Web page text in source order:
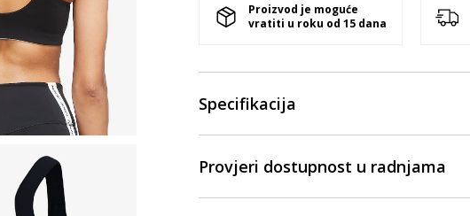
Proizvod je moguće
vratiti u roku od 15 dana
Specifikacija
Provjeri dostupnost u radnjama